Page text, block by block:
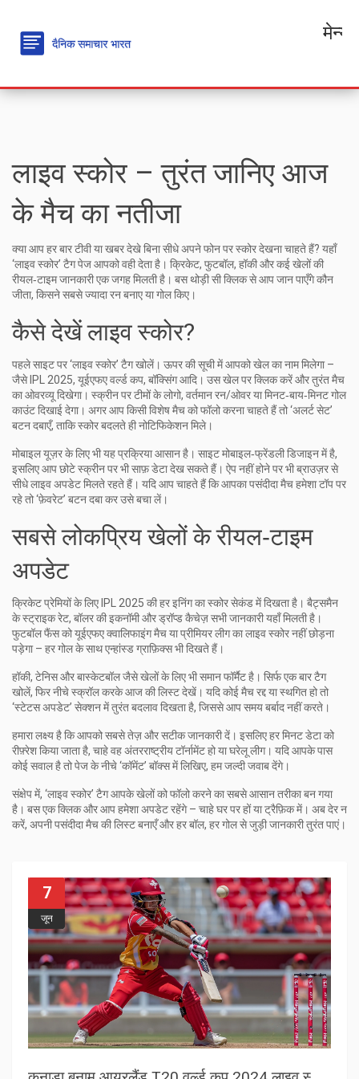
मेन्यू
लाइव स्कोर – तुरंत जानिए आज
के मैच का नतीजा
क्या आप हर बार टीवी या खबर देखे बिना सीधे अपने फोन पर स्कोर देखना चाहते हैं? यहाँ
‘लाइव स्कोर’ टैग पेज आपको वही देता है। क्रिकेट, फुटबॉल, हॉकी और कई खेलों की
रीयल‑टाइम जानकारी एक जगह मिलती है। बस थोड़ी सी क्लिक से आप जान पाएँगे कौन
जीता, किसने सबसे ज्यादा रन बनाए या गोल किए।
कैसे देखें लाइव स्कोर?
पहले साइट पर ‘लाइव स्कोर’ टैग खोलें। ऊपर की सूची में आपको खेल का नाम मिलेगा –
जैसे IPL 2025, यूईएफए वर्ल्ड कप, बॉक्सिंग आदि। उस खेल पर क्लिक करें और तुरंत मैच
का ओवरव्यू दिखेगा। स्क्रीन पर टीमों के लोगो, वर्तमान रन/ओवर या मिनट‑बाय‑मिनट गोल
काउंट दिखाई देगा। अगर आप किसी विशेष मैच को फॉलो करना चाहते हैं तो ‘अलर्ट सेट’
बटन दबाएँ, ताकि स्कोर बदलते ही नोटिफिकेशन मिले।
मोबाइल यूज़र के लिए भी यह प्रक्रिया आसान है। साइट मोबाइल‑फ्रेंडली डिजाइन में है,
इसलिए आप छोटे स्क्रीन पर भी साफ़ डेटा देख सकते हैं। ऐप नहीं होने पर भी ब्राउज़र से
सीधे लाइव अपडेट मिलते रहते हैं। यदि आप चाहते हैं कि आपका पसंदीदा मैच हमेशा टॉप पर
रहे तो ‘फ़ेवरेट’ बटन दबा कर उसे बचा लें।
सबसे लोकप्रिय खेलों के रीयल‑टाइम
अपडेट
क्रिकेट प्रेमियों के लिए IPL 2025 की हर इनिंग का स्कोर सेकंड में दिखता है। बैट्समैन
के स्ट्राइक रेट, बॉलर की इकनॉमी और ड्रॉप्ड कैचेज़ सभी जानकारी यहाँ मिलती है।
फुटबॉल फैंस को यूईएफए क्वालिफाइंग मैच या प्रीमियर लीग का लाइव स्कोर नहीं छोड़ना
पड़ेगा – हर गोल के साथ एन्हांस्ड ग्राफ़िक्स भी दिखते हैं।
हॉकी, टेनिस और बास्केटबॉल जैसे खेलों के लिए भी समान फॉर्मैट है। सिर्फ एक बार टैग
खोलें, फिर नीचे स्क्रॉल करके आज की लिस्ट देखें। यदि कोई मैच रद्द या स्थगित हो तो
‘स्टेटस अपडेट’ सेक्शन में तुरंत बदलाव दिखता है, जिससे आप समय बर्बाद नहीं करते।
हमारा लक्ष्य है कि आपको सबसे तेज़ और सटीक जानकारी दें। इसलिए हर मिनट डेटा को
रीफ़्रेश किया जाता है, चाहे वह अंतरराष्ट्रीय टॉर्नामेंट हो या घरेलू लीग। यदि आपके पास
कोई सवाल है तो पेज के नीचे ‘कॉमेंट’ बॉक्स में लिखिए, हम जल्दी जवाब देंगे।
संक्षेप में, ‘लाइव स्कोर’ टैग आपके खेलों को फॉलो करने का सबसे आसान तरीका बन गया
है। बस एक क्लिक और आप हमेशा अपडेट रहेंगे – चाहे घर पर हों या ट्रैफ़िक में। अब देर न
करें, अपनी पसंदीदा मैच की लिस्ट बनाएँ और हर बॉल, हर गोल से जुड़ी जानकारी तुरंत पाएं।
7
जून